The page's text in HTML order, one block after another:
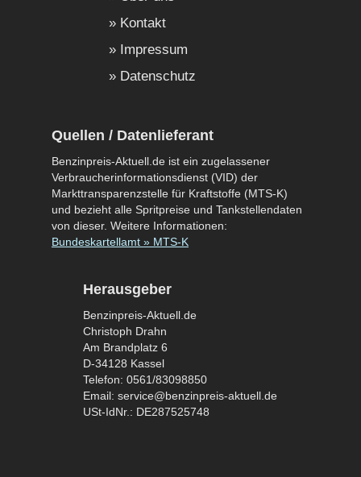
Kontakt
Impressum
Datenschutz
Quellen / Datenlieferant
Benzinpreis-Aktuell.de ist ein zugelassener
Verbraucherinformationsdienst (VID) der
Markttransparenzstelle für Kraftstoffe (MTS-K)
und bezieht alle Spritpreise und Tankstellendaten
von dieser. Weitere Informationen:
Bundeskartellamt » MTS-K
Herausgeber
Benzinpreis-Aktuell.de
Christoph Drahn
Am Brandplatz 6
D-34128 Kassel
Telefon: 0561/83098850
Email: service@benzinpreis-aktuell.de
USt-IdNr.: DE287525748